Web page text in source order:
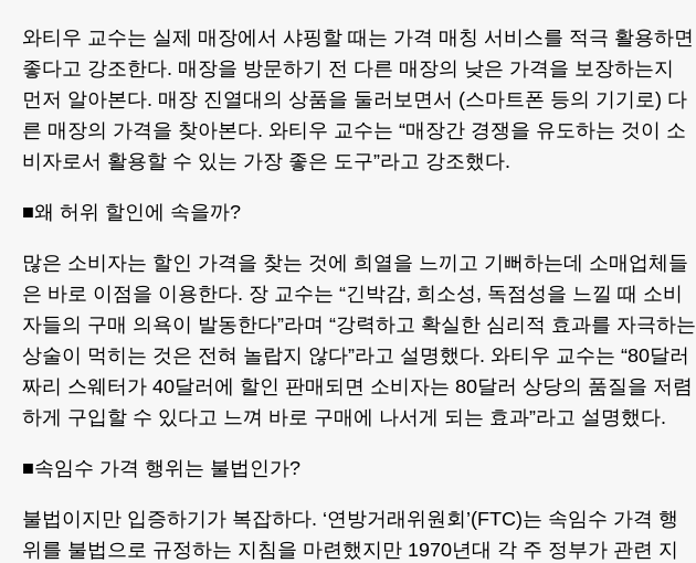
와티우 교수는 실제 매장에서 샤핑할 때는 가격 매칭 서비스를 적극 활용하면
좋다고 강조한다. 매장을 방문하기 전 다른 매장의 낮은 가격을 보장하는지
먼저 알아본다. 매장 진열대의 상품을 둘러보면서 (스마트폰 등의 기기로) 다
른 매장의 가격을 찾아본다. 와티우 교수는 “매장간 경쟁을 유도하는 것이 소
비자로서 활용할 수 있는 가장 좋은 도구”라고 강조했다.
■왜 허위 할인에 속을까?
많은 소비자는 할인 가격을 찾는 것에 희열을 느끼고 기뻐하는데 소매업체들
은 바로 이점을 이용한다. 장 교수는 “긴박감, 희소성, 독점성을 느낄 때 소비
자들의 구매 의욕이 발동한다”라며 “강력하고 확실한 심리적 효과를 자극하는
상술이 먹히는 것은 전혀 놀랍지 않다”라고 설명했다. 와티우 교수는 “80달러
짜리 스웨터가 40달러에 할인 판매되면 소비자는 80달러 상당의 품질을 저렴
하게 구입할 수 있다고 느껴 바로 구매에 나서게 되는 효과”라고 설명했다.
■속임수 가격 행위는 불법인가?
불법이지만 입증하기가 복잡하다. ‘연방거래위원회’(FTC)는 속임수 가격 행
위를 불법으로 규정하는 지침을 마련했지만 1970년대 각 주 정부가 관련 지